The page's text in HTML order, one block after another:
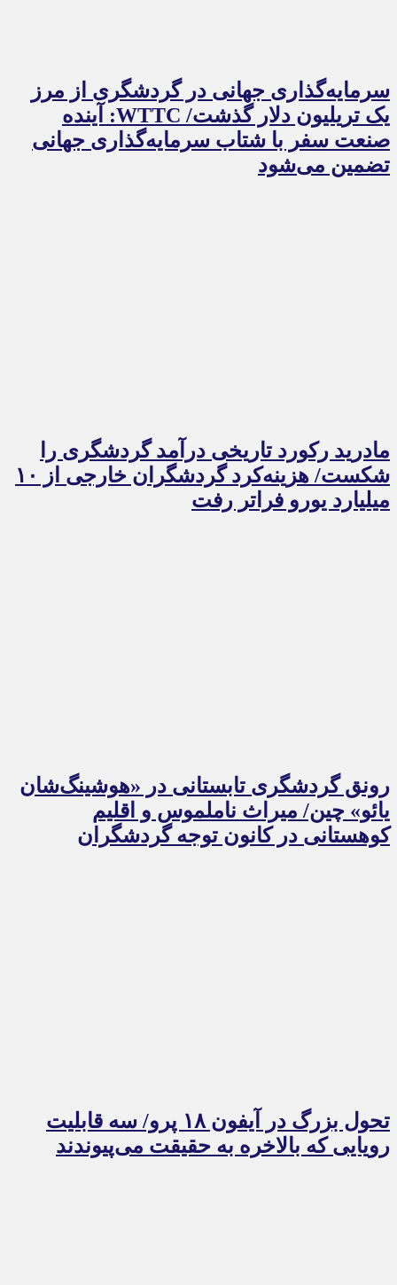
سرمایه‌گذاری جهانی در گردشگری از مرز
یک تریلیون دلار گذشت/ WTTC: آینده
صنعت سفر با شتاب سرمایه‌گذاری جهانی
تضمین می‌شود
مادرید رکورد تاریخی درآمد گردشگری را
شکست/ هزینه‌کرد گردشگران خارجی از ۱۰
میلیارد یورو فراتر رفت
رونق گردشگری تابستانی در «هوشینگ‌شان
یائو» چین/ میراث ناملموس و اقلیم
کوهستانی در کانون توجه گردشگران
تحول بزرگ در آیفون ۱۸ پرو/ سه قابلیت
رویایی که بالاخره به حقیقت می‌پیوندند